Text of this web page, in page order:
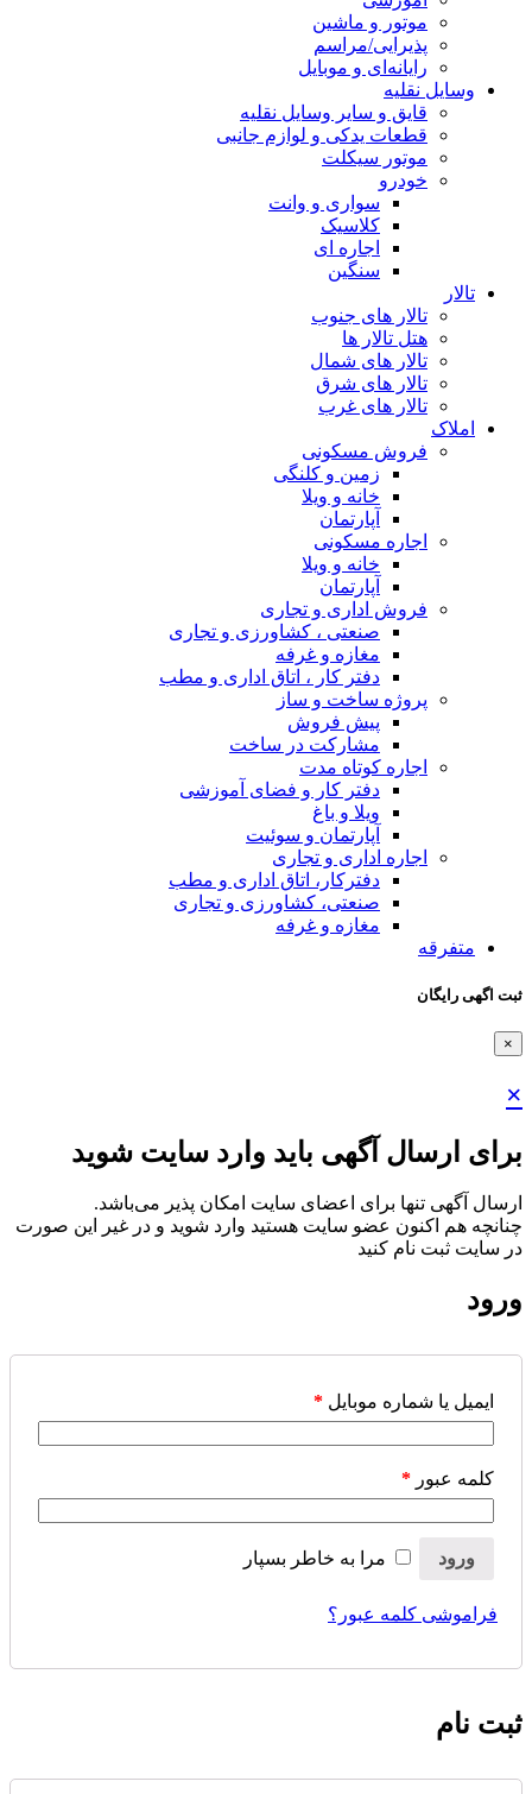
موتور و ماشین
پذیرایی/مراسم
رایانه‌ای و موبایل
وسایل نقلیه
قایق و سایر وسایل نقلیه
قطعات یدکی و لوازم جانبی
موتور سیکلت
خودرو
سواری و وانت
کلاسیک
اجاره ای
سنگین
تالار
تالار های جنوب
هتل تالار ها
تالار های شمال
تالار های شرق
تالار های غرب
املاک
فروش مسکونی
زمین و کلنگی
خانه و ویلا
آپارتمان
اجاره مسکونی
خانه و ویلا
آپارتمان
فروش اداری و تجاری
صنعتی ، کشاورزی و تجاری
مغازه و غرفه
دفتر کار ، اتاق اداری و مطب
پروژه ساخت و ساز
پیش فروش
مشارکت در ساخت
اجاره کوتاه مدت
دفتر کار و فضای آموزشی
ویلا و باغ
آپارتمان و سوئیت
اجاره اداری و تجاری
دفترکار، اتاق اداری و مطب
صنعتی، کشاورزی و تجاری
مغازه و غرفه
متفرقه
ثبت اگهی رایگان
×
×
برای ارسال آگهی باید وارد سایت شوید
ارسال آگهی تنها برای اعضای سایت امکان پذیر می‌باشد.
چنانچه هم‌ اکنون عضو سایت هستید وارد شوید و در غیر این صورت
در سایت ثبت نام کنید
ورود
ایمیل یا شماره موبایل *
کلمه عبور *
ورود مرا به خاطر بسپار
فراموشی کلمه عبور؟
ثبت نام